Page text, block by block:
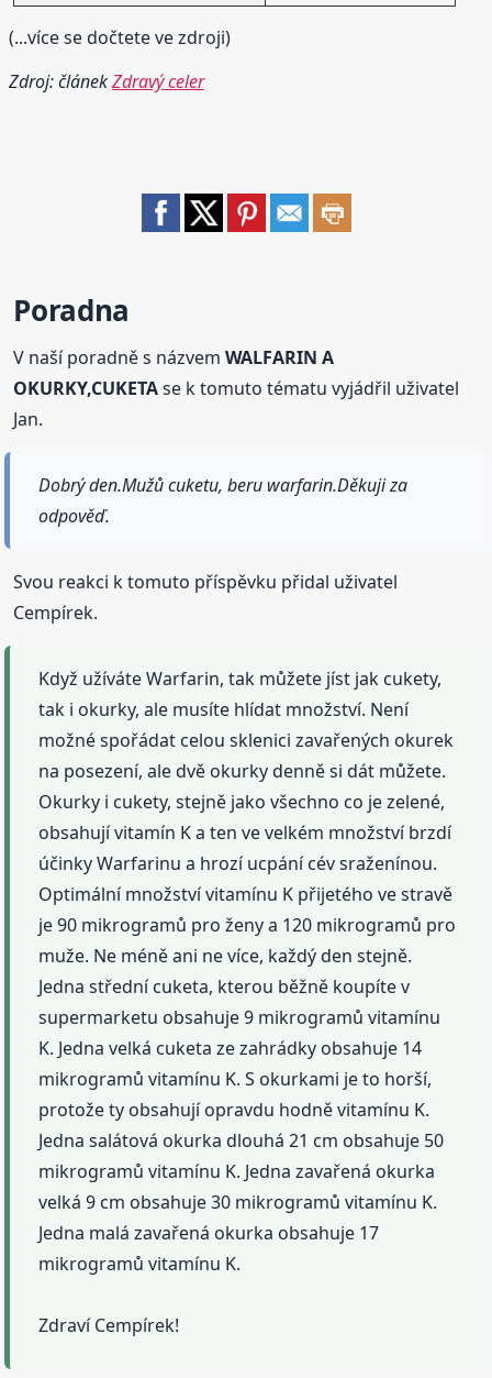
(...více se dočtete ve zdroji)
Zdroj: článekZdravý celer
Poradna
V naší poradně s názvemWALFARIN A
OKURKY,CUKETAse k tomuto tématu vyjádřil uživatel
Jan.
Dobrý den.Mužů cuketu, beru warfarin.Děkuji za
odpověď.
Svou reakci k tomuto příspěvku přidal uživatel
Cempírek.
Když užíváte Warfarin, tak můžete jíst jak cukety,
tak i okurky, ale musíte hlídat množství. Není
možné spořádat celou sklenici zavařených okurek
na posezení, ale dvě okurky denně si dát můžete.
Okurky i cukety, stejně jako všechno co je zelené,
obsahují vitamín K a ten ve velkém množství brzdí
účinky Warfarinu a hrozí ucpání cév sraženínou.
Optimální množství vitamínu K přijetého ve stravě
je 90 mikrogramů pro ženy a 120 mikrogramů pro
muže. Ne méně ani ne více, každý den stejně.
Jedna střední cuketa, kterou běžně koupíte v
supermarketu obsahuje 9 mikrogramů vitamínu
K. Jedna velká cuketa ze zahrádky obsahuje 14
mikrogramů vitamínu K. S okurkami je to horší,
protože ty obsahují opravdu hodně vitamínu K.
Jedna salátová okurka dlouhá 21 cm obsahuje 50
mikrogramů vitamínu K. Jedna zavařená okurka
velká 9 cm obsahuje 30 mikrogramů vitamínu K.
Jedna malá zavařená okurka obsahuje 17
mikrogramů vitamínu K.
Zdraví Cempírek!